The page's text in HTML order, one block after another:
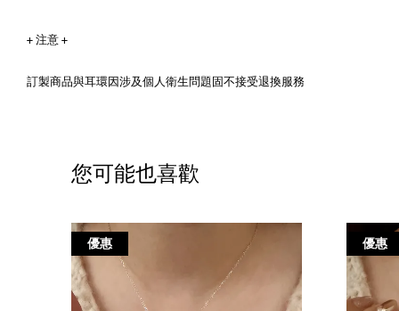
+ 注意 +
訂製商品與耳環因涉及個人衛生問題固不接受退換服務
您可能也喜歡
優惠 優惠